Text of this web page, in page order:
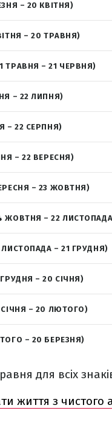
– 20 КВІТНЯ)
– 20 ТРАВНЯ)
ТРАВНЯ – 21 ЧЕРВНЯ)
– 22 ЛИПНЯ)
– 22 СЕРПНЯ)
– 22 ВЕРЕСНЯ)
– 23 ЖОВТНЯ)
ЖОВТНЯ – 22
ЛИСТОПАДА – 21 ГРУДНЯ)
– 20 СІЧНЯ)
– 20 ЛЮТОГО)
– 20 БЕРЕЗНЯ)
для всіх
життя з чистого